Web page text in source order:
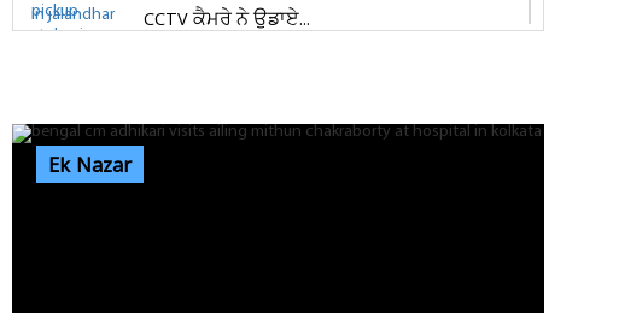
CCTV ਕੈਮਰੇ ਨੇ ਉਡਾਏ...
Ek Nazar